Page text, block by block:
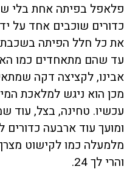
פלאפל בפיתה אחת בלי
כדורים שוכבים אחד על
את כל חלל הפיתה בשכבת
עד שהם מתאחדים כמו
אבינו, לקציצה דקה
מכן הוא ניגש למלאכת
עכשיו. טחינה, בצל, עוד
ומועך עוד ארבעה כדורים
מלמעלה כמו לקישוט
והרי לך 24.